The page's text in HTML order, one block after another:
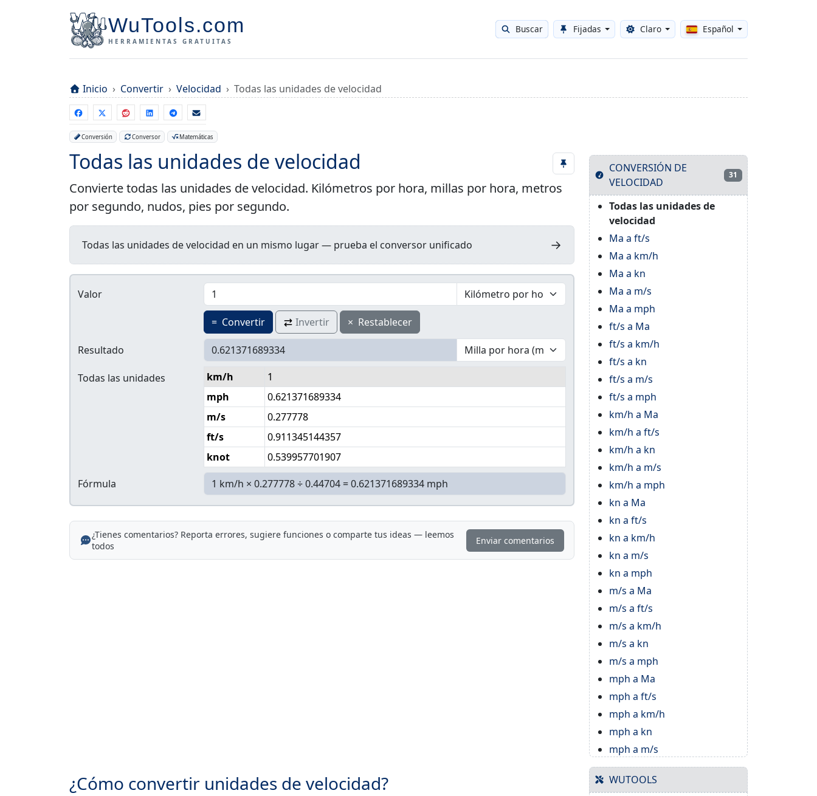
WuTools.com
HERRAMIENTAS GRATUITAS
Buscar Fijadas Toggle theme
Claro Español
Inicio Convertir Velocidad Todas las unidades de velocidad
Conversión Conversor Matemáticas
Todas las unidades de velocidad
Convierte todas las unidades de velocidad. Kilómetros por hora, millas por hora, metros
por segundo, nudos, pies por segundo.
Todas las unidades de velocidad en un mismo lugar — prueba el conversor unificado →
Valor
= Convertir Invertir × Restablecer
Resultado
Todas las unidades km/h
1
mph
0.621371689334
m/s
0.277778
ft/s
0.911345144357
knot
0.539957701907
Fórmula
¿Tienes comentarios? Reporta errores, sugiere funciones o comparte tus ideas — leemos
todos
Enviar comentarios
¿Cómo convertir unidades de velocidad?
CONVERSIÓN DE
VELOCIDAD
31
Todas las unidades de
velocidad
Ma a ft/s
Ma a km/h
Ma a kn
Ma a m/s
Ma a mph
ft/s a Ma
ft/s a km/h
ft/s a kn
ft/s a m/s
ft/s a mph
km/h a Ma
km/h a ft/s
km/h a kn
km/h a m/s
km/h a mph
kn a Ma
kn a ft/s
kn a km/h
kn a m/s
kn a mph
m/s a Ma
m/s a ft/s
m/s a km/h
m/s a kn
m/s a mph
mph a Ma
mph a ft/s
mph a km/h
mph a kn
mph a m/s
WUTOOLS